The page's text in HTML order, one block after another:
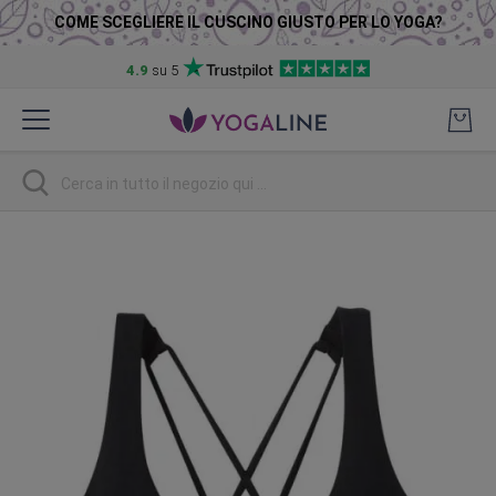
COME SCEGLIERE IL CUSCINO GIUSTO PER LO YOGA?
4.9 su 5
al
Ricerca